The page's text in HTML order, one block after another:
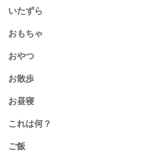
いたずら
おもちゃ
おやつ
お散歩
お昼寝
これは何？
ご飯